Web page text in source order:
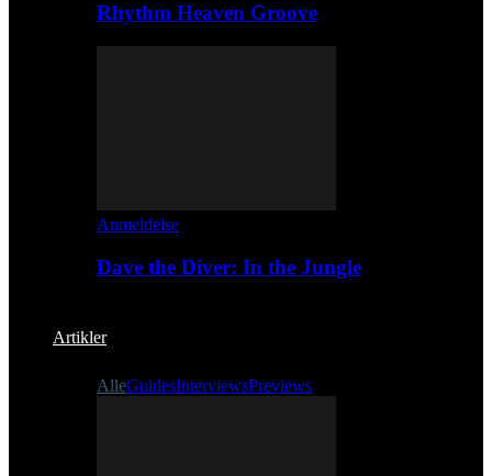
Rhythm Heaven Groove
Anmeldelse
Dave the Diver: In the Jungle
Artikler
AlleGuidesInterviewsPreviews